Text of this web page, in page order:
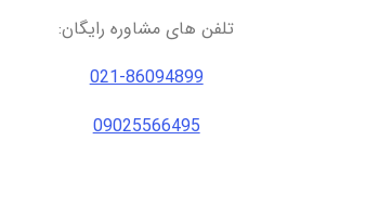
تلفن های مشاوره رایگان:
021-86094899
09025566495